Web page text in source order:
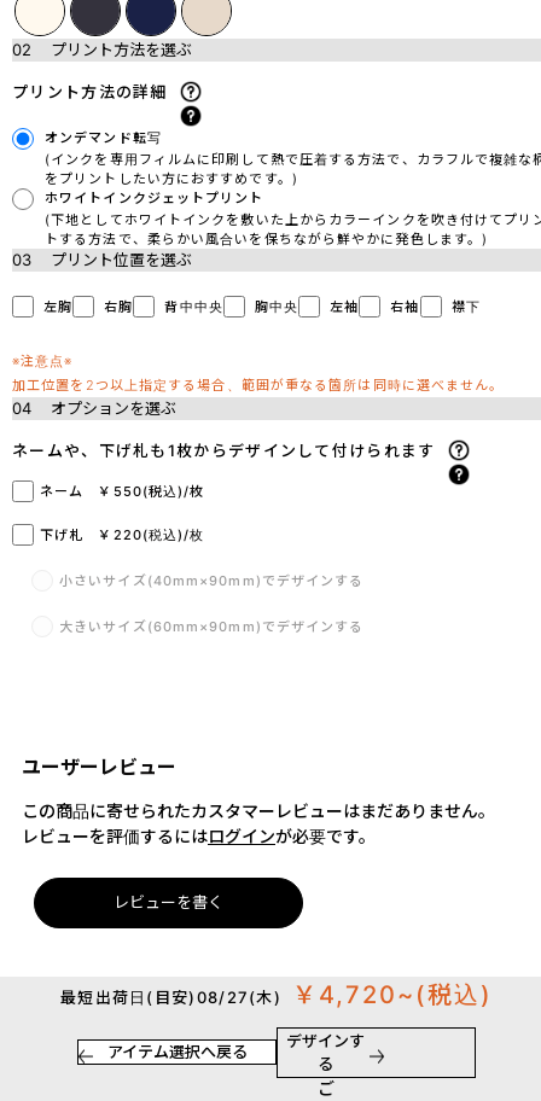
02 プリント方法を選ぶ
プリント方法の詳細
オンデマンド転写
(インクを専用フィルムに印刷して熱で圧着する方法で、カラフルで複雑な
をプリントしたい方におすすめです。)
ホワイトインクジェットプリント
(下地としてホワイトインクを敷いた上からカラーインクを吹き付けてプリ
トする方法で、柔らかい風合いを保ちながら鮮やかに発色します。)
03 プリント位置を選ぶ
左胸 右胸 背中中央 胸中央 左袖 右袖 襟下
※注意点※
加工位置を2つ以上指定する場合、範囲が重なる箇所は同時に選べません。
04 オプションを選ぶ
ネームや、下げ札も1枚からデザインして付けられます
ネーム ￥550(税込)/枚
下げ札 ￥220(税込)/枚
小さいサイズ(40mm×90mm)でデザインする
大きいサイズ(60mm×90mm)でデザインする
ユーザーレビュー
この商品に寄せられたカスタマーレビューはまだありません。
レビューを評価するにはログインが必要です。
レビューを書く
最短出荷日(目安)08/27(木) ￥4,720~ (税込)
アイテム選択へ戻る
デザインす
る
ご